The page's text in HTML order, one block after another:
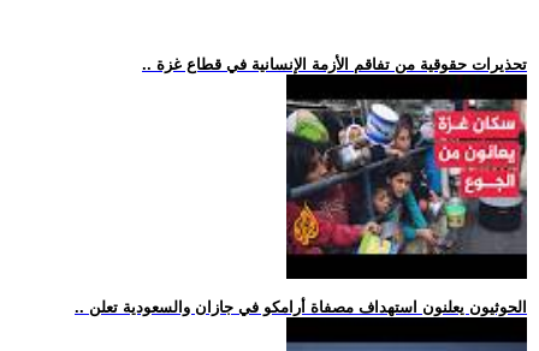
.. تحذيرات حقوقية من تفاقم الأزمة الإنسانية في قطاع غزة
.. الحوثيون يعلنون استهداف مصفاة أرامكو في جازان والسعودية تعلن